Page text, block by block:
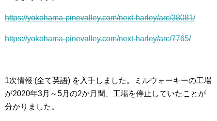
https://yokohama-pinevalley.com/next-harley/arc/38081/
https://yokohama-pinevalley.com/next-harley/arc/7765/
1次情報 (全て英語) を入手しました。ミルウォーキーの工場
が2020年3月～5月の2か月間、工場を停止していたことが
分かりました。